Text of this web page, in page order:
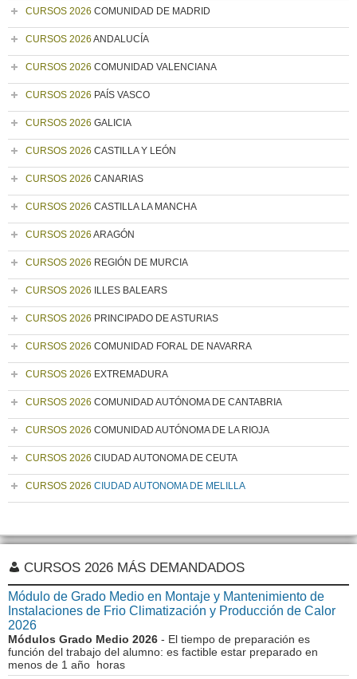
CURSOS 2026 COMUNIDAD DE MADRID
CURSOS 2026 ANDALUCÍA
CURSOS 2026 COMUNIDAD VALENCIANA
CURSOS 2026 PAÍS VASCO
CURSOS 2026 GALICIA
CURSOS 2026 CASTILLA Y LEÓN
CURSOS 2026 CANARIAS
CURSOS 2026 CASTILLA LA MANCHA
CURSOS 2026 ARAGÓN
CURSOS 2026 REGIÓN DE MURCIA
CURSOS 2026 ILLES BALEARS
CURSOS 2026 PRINCIPADO DE ASTURIAS
CURSOS 2026 COMUNIDAD FORAL DE NAVARRA
CURSOS 2026 EXTREMADURA
CURSOS 2026 COMUNIDAD AUTÓNOMA DE CANTABRIA
CURSOS 2026 COMUNIDAD AUTÓNOMA DE LA RIOJA
CURSOS 2026 CIUDAD AUTONOMA DE CEUTA
CURSOS 2026 CIUDAD AUTONOMA DE MELILLA
CURSOS 2026 MÁS DEMANDADOS
Módulo de Grado Medio en Montaje y Mantenimiento de
Instalaciones de Frio Climatización y Producción de Calor
2026
Módulos Grado Medio 2026 - El tiempo de preparación es
función del trabajo del alumno: es factible estar preparado en
menos de 1 año horas